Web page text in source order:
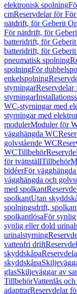
elektronisk spolning
cmReservdelar för
nätdrift, för Geberit
För nätdrift, för
batteridrift, för
batteridrift, för
pneumatisk spolning
spolningFör
enkelspolning
styrningar
styrningar
WC-styrningar med
styrningar med
modulerModuler för
vägghängda WC
golvstående WC
WCTillbehör
för tvättställTillbehör
bidéerFör
vägghängda och
med spolkant
spolkantUtan
spolningsdrift,
spolkantlösaFör
synlig eller dold
urinalstyrning
vattenfri drift
skyddskåpa
skyddskåpa
glasSkiljeväggar av
TillbehörVattenlås
adaptrarReservdelar